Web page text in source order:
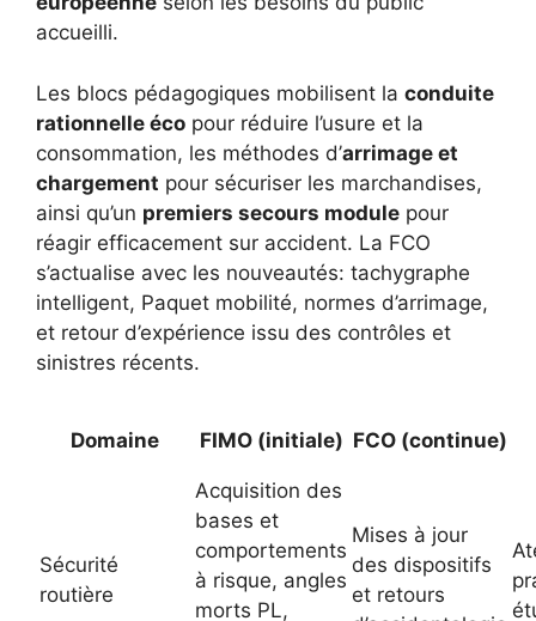
accueilli.
Les blocs pédagogiques mobilisent la conduite
rationnelle éco pour réduire l’usure et la
consommation, les méthodes d’arrimage et
chargement pour sécuriser les marchandises,
ainsi qu’un premiers secours module pour
réagir efficacement sur accident. La FCO
s’actualise avec les nouveautés: tachygraphe
intelligent, Paquet mobilité, normes d’arrimage,
et retour d’expérience issu des contrôles et
sinistres récents.
Domaine FIMO (initiale) FCO (continue)
Sécurité
routière
Acquisition des
bases et
comportements
à risque, angles
morts PL,
Mises à jour
des dispositifs
et retours